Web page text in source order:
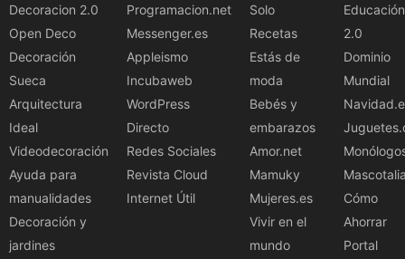
Decoracion 2.0
Open Deco
Decoración
Sueca
Arquitectura
Ideal
Videodecoración
Ayuda para
manualidades
Decoración y
jardines
Programacion.net
Messenger.es
Appleismo
Incubaweb
WordPress
Directo
Redes Sociales
Revista Cloud
Internet Útil
Solo
Recetas
Estás de
moda
Bebés y
embarazos
Amor.net
Mamuky
Mujeres.es
Vivir en el
mundo
Educación
2.0
Dominio
Mundial
Cómo
Ahorrar
Portal